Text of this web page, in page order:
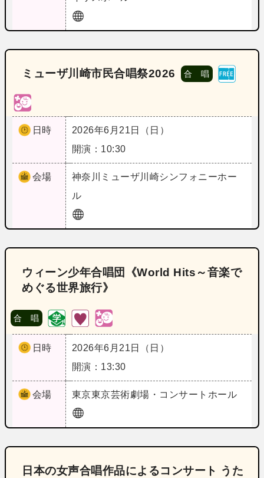
ミューザ川崎市民合唱祭2026 合 唱
日時
2026年6月21日（日）
開演：10:30
会場 神奈川 ミューザ川崎シンフォニーホー
ル
ウィーン少年合唱団《World Hits～音楽で
めぐる世界旅行》
合 唱
日時
2026年6月21日（日）
開演：13:30
会場 東京東京芸術劇場・コンサートホール
日本の女声合唱作品によるコンサート うた